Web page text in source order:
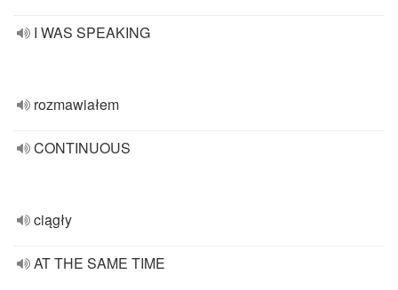
I WAS SPEAKING
rozmawiałem
CONTINUOUS
ciągły
AT THE SAME TIME